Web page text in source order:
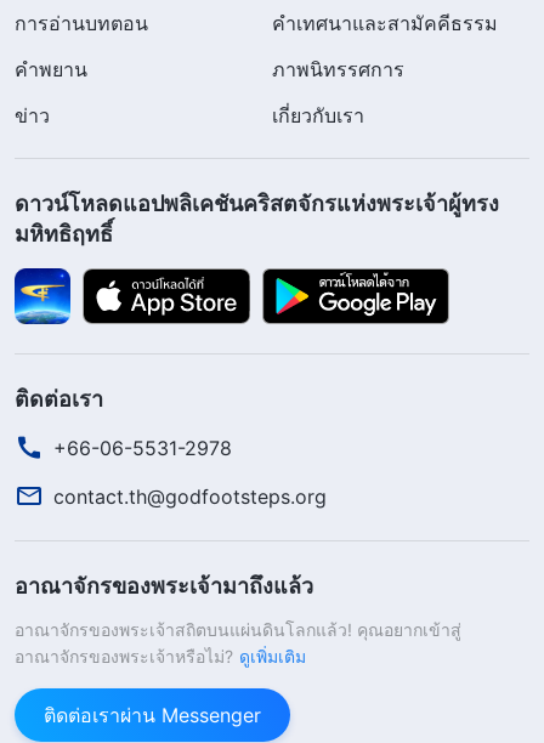
การอ่านบทตอน
คำเทศนาและสามัคคีธรรม
คำพยาน
ภาพนิทรรศการ
ข่าว
เกี่ยวกับเรา
ดาวน์โหลดแอปพลิเคชันคริสตจักรแห่งพระเจ้าผู้ทรง
มหิทธิฤทธิ์
ติดต่อเรา
+66-06-5531-2978
contact.th@godfootsteps.org
อาณาจักรของพระเจ้ามาถึงแล้ว
อาณาจักรของพระเจ้าสถิตบนแผ่นดินโลกแล้ว! คุณอยากเข้าสู่
อาณาจักรของพระเจ้าหรือไม่? ดูเพิ่มเติม
ติดต่อเราผ่าน Messenger